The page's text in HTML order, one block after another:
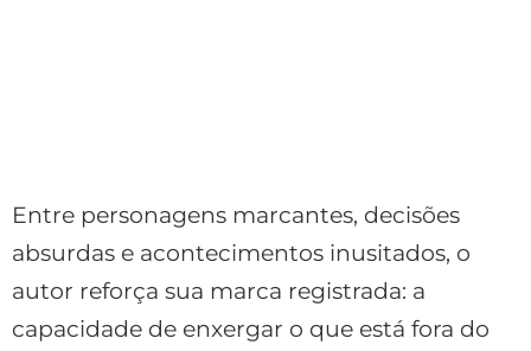
Entre personagens marcantes, decisões
absurdas e acontecimentos inusitados, o
autor reforça sua marca registrada: a
capacidade de enxergar o que está fora do